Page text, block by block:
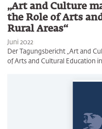
„Art and Culture
the Role of Arts
Rural Areas“
Juni 2022
Der Tagungsbericht „Art and
of Arts and Cultural Education